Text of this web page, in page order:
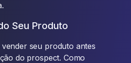
Seu Produto
seu produto antes
do prospect. Como